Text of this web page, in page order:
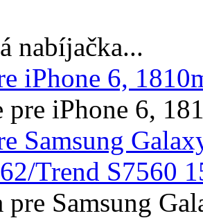
nabíjačka...
iPhone 6,
pre iPhone 6,
Samsung
Trend S7560
pre Samsung